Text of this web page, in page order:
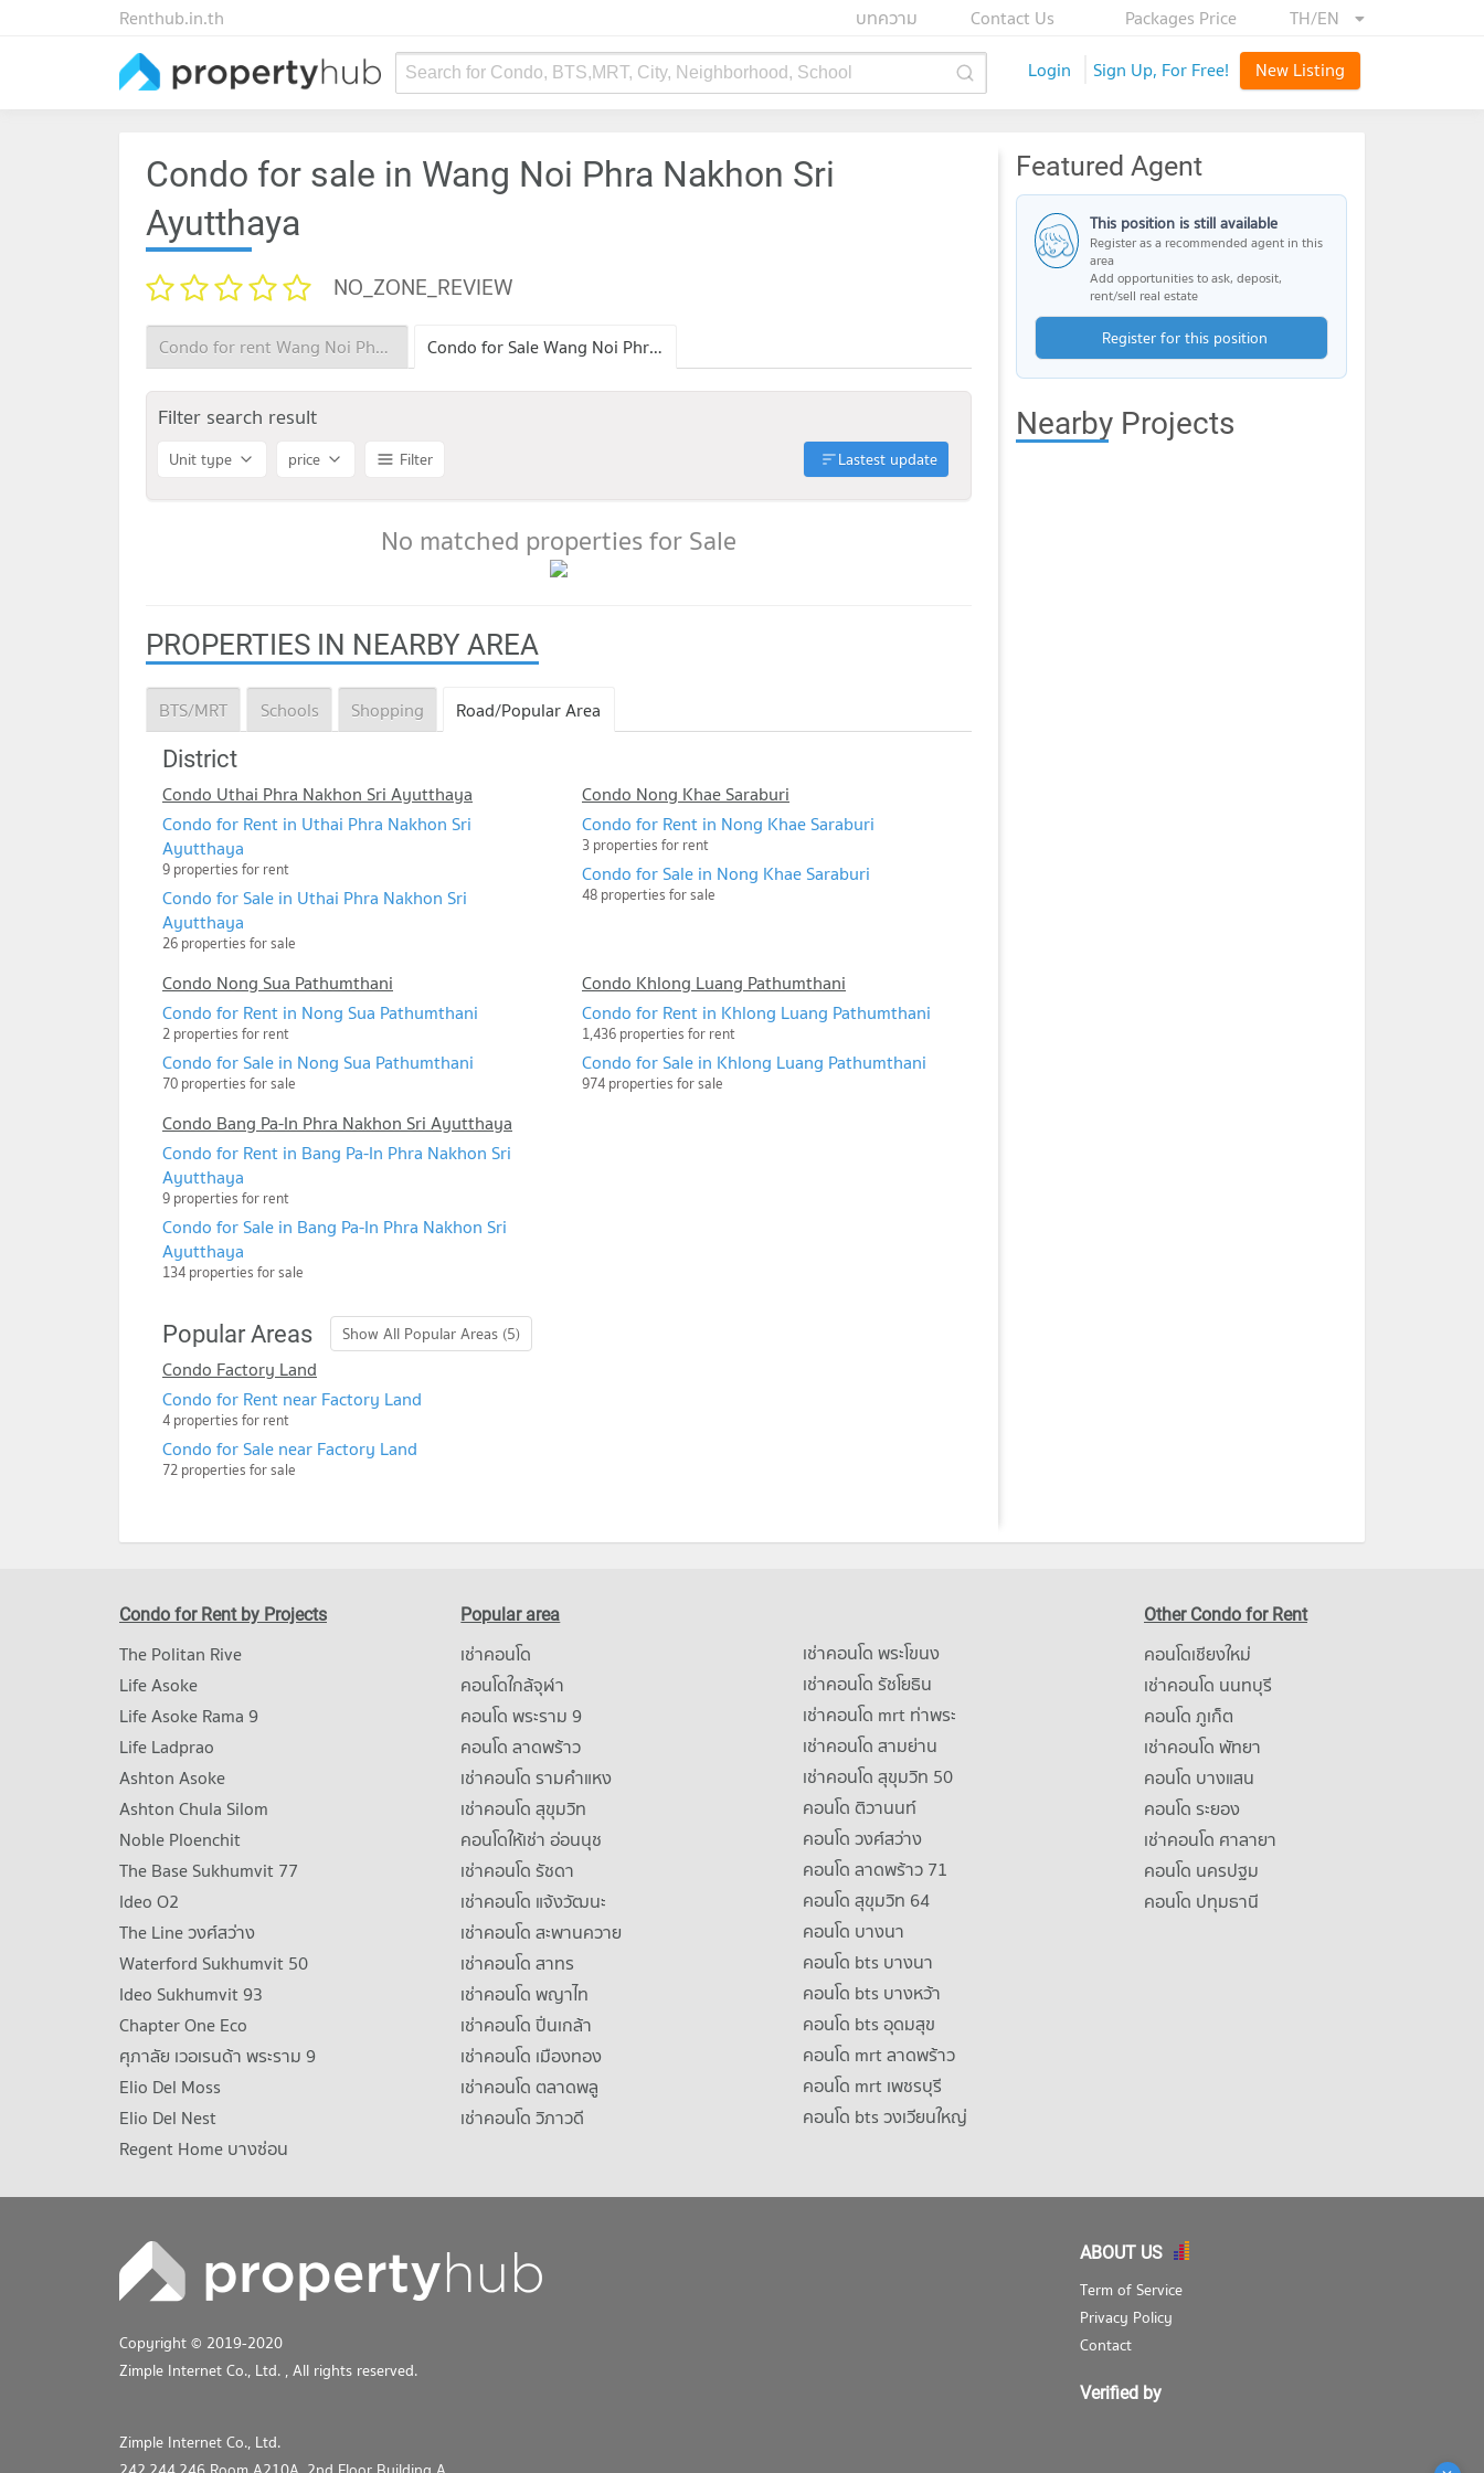
TH/EN
Packages Price
Contact Us
บทความ
Renthub.in.th
Search for Condo, BTS,MRT, City, Neighborhood, School Login Sign Up, For Free! New Listing
Condo for sale in Wang Noi Phra Nakhon Sri
Ayutthaya
NO_ZONE_REVIEW
Condo for rent Wang Noi Phra Nakhon Sri Ayutthaya Condo for Sale Wang Noi Phra Nakhon Sri Ayutthaya
Filter search result
Unit type price Filter Lastest update
No matched properties for Sale
PROPERTIES IN NEARBY AREA
BTS/MRT Schools Shopping Road/Popular Area
District
Condo Uthai Phra Nakhon Sri Ayutthaya
Condo for Rent in Uthai Phra Nakhon Sri
Ayutthaya
9 properties for rent
Condo for Sale in Uthai Phra Nakhon Sri
Ayutthaya
26 properties for sale
Condo Nong Khae Saraburi
Condo for Rent in Nong Khae Saraburi
3 properties for rent
Condo for Sale in Nong Khae Saraburi
48 properties for sale
Condo Nong Sua Pathumthani
Condo for Rent in Nong Sua Pathumthani
2 properties for rent
Condo for Sale in Nong Sua Pathumthani
70 properties for sale
Condo Khlong Luang Pathumthani
Condo for Rent in Khlong Luang Pathumthani
1,436 properties for rent
Condo for Sale in Khlong Luang Pathumthani
974 properties for sale
Condo Bang Pa-In Phra Nakhon Sri Ayutthaya
Condo for Rent in Bang Pa-In Phra Nakhon Sri
Ayutthaya
9 properties for rent
Condo for Sale in Bang Pa-In Phra Nakhon Sri
Ayutthaya
134 properties for sale
Popular Areas Show All Popular Areas (5)
Condo Factory Land
Condo for Rent near Factory Land
4 properties for rent
Condo for Sale near Factory Land
72 properties for sale
Featured Agent
This position is still available
Register as a recommended agent in this
area
Add opportunities to ask, deposit,
rent/sell real estate
Register for this position
Nearby Projects
Condo for Rent by Projects
The Politan Rive
Life Asoke
Life Asoke Rama 9
Life Ladprao
Ashton Asoke
Ashton Chula Silom
Noble Ploenchit
The Base Sukhumvit 77
Ideo O2
The Line วงศ์สว่าง
Waterford Sukhumvit 50
Ideo Sukhumvit 93
Chapter One Eco
ศุภาลัย เวอเรนด้า พระราม 9
Elio Del Moss
Elio Del Nest
Regent Home บางซ่อน
Popular area
เช่าคอนโด
คอนโดใกล้จุฬา
คอนโด พระราม 9
คอนโด ลาดพร้าว
เช่าคอนโด รามคําแหง
เช่าคอนโด สุขุมวิท
คอนโดให้เช่า อ่อนนุช
เช่าคอนโด รัชดา
เช่าคอนโด แจ้งวัฒนะ
เช่าคอนโด สะพานควาย
เช่าคอนโด สาทร
เช่าคอนโด พญาไท
เช่าคอนโด ปิ่นเกล้า
เช่าคอนโด เมืองทอง
เช่าคอนโด ตลาดพลู
เช่าคอนโด วิภาวดี
เช่าคอนโด พระโขนง
เช่าคอนโด รัชโยธิน
เช่าคอนโด mrt ท่าพระ
เช่าคอนโด สามย่าน
เช่าคอนโด สุขุมวิท 50
คอนโด ติวานนท์
คอนโด วงศ์สว่าง
คอนโด ลาดพร้าว 71
คอนโด สุขุมวิท 64
คอนโด บางนา
คอนโด bts บางนา
คอนโด bts บางหว้า
คอนโด bts อุดมสุข
คอนโด mrt ลาดพร้าว
คอนโด mrt เพชรบุรี
คอนโด bts วงเวียนใหญ่
Other Condo for Rent
คอนโดเชียงใหม่
เช่าคอนโด นนทบุรี
คอนโด ภูเก็ต
เช่าคอนโด พัทยา
คอนโด บางแสน
คอนโด ระยอง
เช่าคอนโด ศาลายา
คอนโด นครปฐม
คอนโด ปทุมธานี
Copyright © 2019-2020
Zimple Internet Co., Ltd. , All rights reserved.
Zimple Internet Co., Ltd.
ABOUT US
Term of Service
Privacy Policy
Contact
Verified by